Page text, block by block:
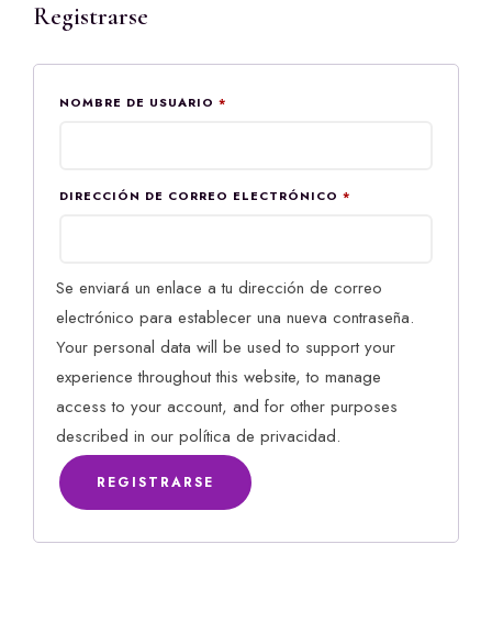
Registrarse
NOMBRE DE USUARIO *
DIRECCIÓN DE CORREO ELECTRÓNICO *
Se enviará un enlace a tu dirección de correo
electrónico para establecer una nueva contraseña.
Your personal data will be used to support your
experience throughout this website, to manage
access to your account, and for other purposes
described in our política de privacidad.
REGISTRARSE